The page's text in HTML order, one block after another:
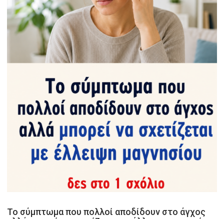
Το σύμπτωμα που πολλοί αποδίδουν στο άγχος